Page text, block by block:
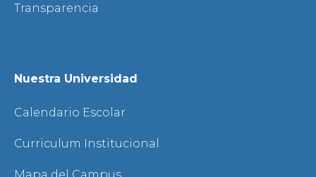
Transparencia
Nuestra Universidad
Calendario Escolar
Curriculum Institucional